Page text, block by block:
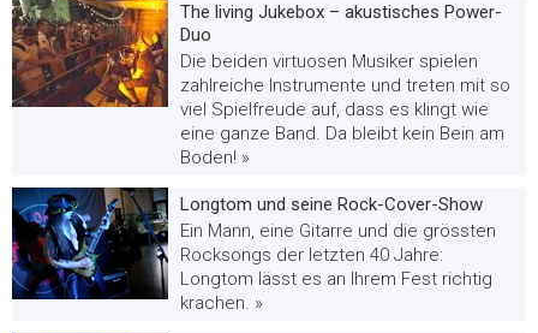
The living Jukebox – akustisches Power-
Duo
Die beiden virtuosen Musiker spielen
zahlreiche Instrumente und treten mit so
viel Spielfreude auf, dass es klingt wie
eine ganze Band. Da bleibt kein Bein am
Boden! »
Longtom und seine Rock-Cover-Show
Ein Mann, eine Gitarre und die grössten
Rocksongs der letzten 40 Jahre:
Longtom lässt es an Ihrem Fest richtig
krachen. »